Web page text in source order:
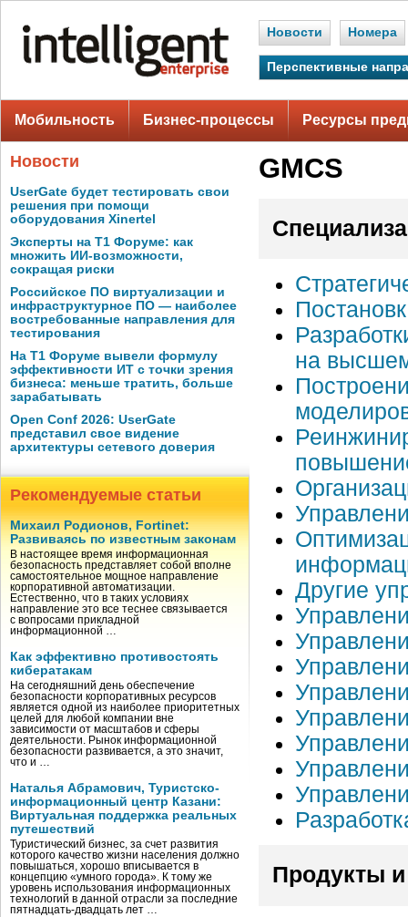
Новости Номера
Перспективные
Мобильность Бизнес-процессы Ресурсы
Новости
UserGate будет тестировать свои
решения при помощи
оборудования Xinertel
Эксперты на Т1 Форуме: как
множить ИИ-возможности,
сокращая риски
Российское ПО виртуализации и
инфраструктурное ПО — наиболее
востребованные направления для
тестирования
На Т1 Форуме вывели формулу
эффективности ИТ с точки зрения
бизнеса: меньше тратить, больше
зарабатывать
Open Conf 2026: UserGate
представил свое видение
архитектуры сетевого доверия
Рекомендуемые статьи
Михаил Родионов, Fortinet:
Развиваясь по известным законам
В настоящее время информационная
безопасность представляет собой вполне
самостоятельное мощное направление
корпоративной автоматизации.
Естественно, что в таких условиях
направление это все теснее связывается
с вопросами прикладной
информационной …
Как эффективно противостоять
кибератакам
На сегодняшний день обеспечение
безопасности корпоративных ресурсов
является одной из наиболее приоритетных
целей для любой компании вне
зависимости от масштабов и сферы
деятельности. Рынок информационной
безопасности развивается, а это значит,
что и …
Наталья Абрамович, Туристско-
информационный центр Казани:
Виртуальная поддержка реальных
путешествий
Туристический бизнес, за счет развития
которого качество жизни населения должно
повышаться, хорошо вписывается в
концепцию «умного города». К тому же
уровень использования информационных
технологий в данной отрасли за последние
пятнадцать-двадцать лет …
GMCS
на
Другие
Продукты